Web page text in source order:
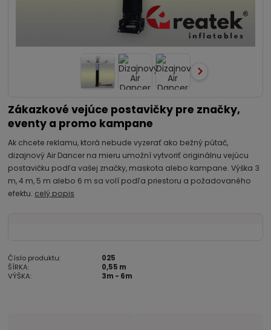
Zákazkové vejúce postavičky pre značky,
eventy a promo kampane
Ak chcete reklamu, ktorá nebude vyzerať ako bežný pútač,
dizajnový Air Dancer na mieru umožní vytvoriť originálnu vejúcu
postavičku podľa vašej značky, maskota alebo kampane. Výška 3
m, 4 m, 5 m alebo 6 m sa volí podľa priestoru a požadovaného
efektu. celý popis
Číslo produktu:
025
ŠÍRKA:
0,55 m
VÝŠKA:
3m - 6m